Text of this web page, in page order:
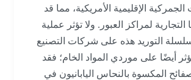
الإقليمية الأمريكية، مما قد
لمراكز العبور. ولا تؤثر عملية
التوريد هذه على شركات التصنيع
على موردي المواد الخام؛ فقد
المكسوة بالنحاس اليابانيون في